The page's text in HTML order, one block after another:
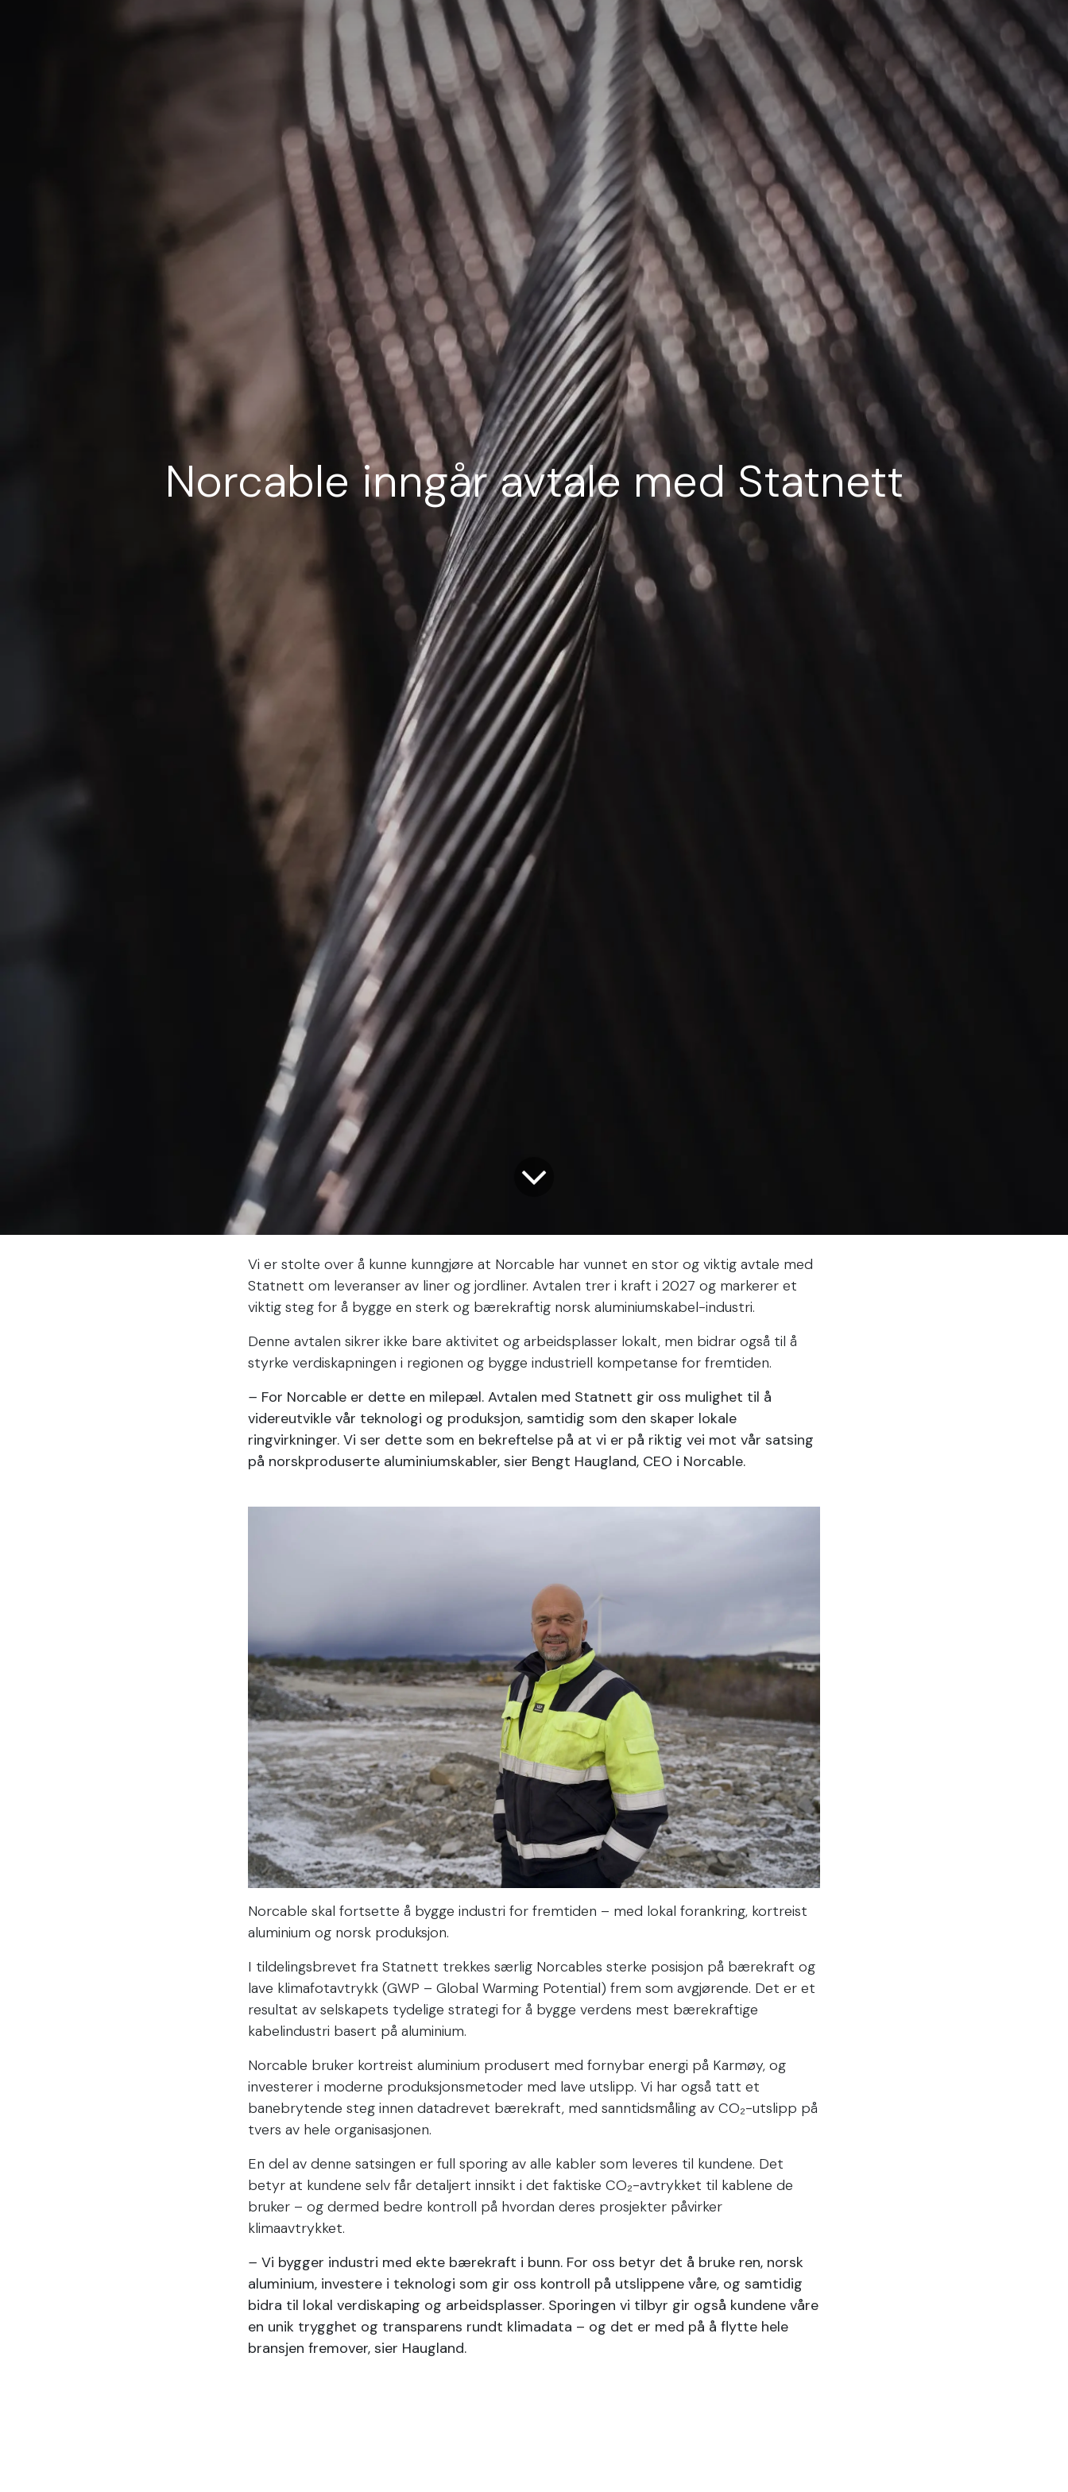
Norcable inngår avtale med Statnett
Vi er stolte over å kunne kunngjøre at Norcable har vunnet en stor og viktig avtale med
Statnett om leveranser av liner og jordliner. Avtalen trer i kraft i 2027 og markerer et
viktig steg for å bygge en sterk og bærekraftig norsk aluminiumskabel-industri.
Denne avtalen sikrer ikke bare aktivitet og arbeidsplasser lokalt, men bidrar også til å
styrke verdiskapningen i regionen og bygge industriell kompetanse for fremtiden.
– For Norcable er dette en milepæl. Avtalen med Statnett gir oss mulighet til å
videreutvikle vår teknologi og produksjon, samtidig som den skaper lokale
ringvirkninger. Vi ser dette som en bekreftelse på at vi er på riktig vei mot vår satsing
på norskproduserte aluminiumskabler, sier Bengt Haugland, CEO i Norcable.
Norcable skal fortsette å bygge industri for fremtiden – med lokal forankring, kortreist
aluminium og norsk produksjon.
I tildelingsbrevet fra Statnett trekkes særlig Norcables sterke posisjon på bærekraft og
lave klimafotavtrykk (GWP – Global Warming Potential) frem som avgjørende. Det er et
resultat av selskapets tydelige strategi for å bygge verdens mest bærekraftige
kabelindustri basert på aluminium.
Norcable bruker kortreist aluminium produsert med fornybar energi på Karmøy, og
investerer i moderne produksjonsmetoder med lave utslipp. Vi har også tatt et
banebrytende steg innen datadrevet bærekraft, med sanntidsmåling av CO₂-utslipp på
tvers av hele organisasjonen.
En del av denne satsingen er full sporing av alle kabler som leveres til kundene. Det
betyr at kundene selv får detaljert innsikt i det faktiske CO₂-avtrykket til kablene de
bruker – og dermed bedre kontroll på hvordan deres prosjekter påvirker
klimaavtrykket.
– Vi bygger industri med ekte bærekraft i bunn. For oss betyr det å bruke ren, norsk
aluminium, investere i teknologi som gir oss kontroll på utslippene våre, og samtidig
bidra til lokal verdiskaping og arbeidsplasser. Sporingen vi tilbyr gir også kundene våre
en unik trygghet og transparens rundt klimadata – og det er med på å flytte hele
bransjen fremover, sier Haugland.